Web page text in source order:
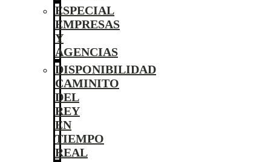
ESPECIAL
EMPRESAS
Y
AGENCIAS
DISPONIBILIDAD
CAMINITO
DEL
REY
EN
TIEMPO
REAL